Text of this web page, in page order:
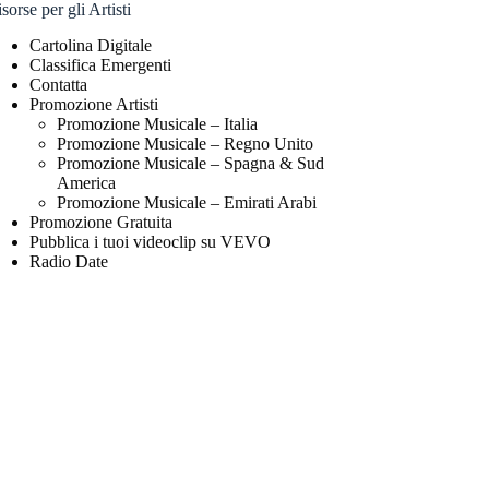
per gli Artisti
Cartolina Digitale
Classifica Emergenti
Contatta
Promozione Artisti
Promozione Musicale – Italia
Promozione Musicale – Regno Unito
Promozione Musicale – Spagna & Sud
America
Promozione Musicale – Emirati Arabi
Promozione Gratuita
Pubblica i tuoi videoclip su VEVO
Radio Date